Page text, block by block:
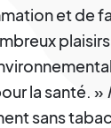
et de
plaisirs
la santé. »
sans